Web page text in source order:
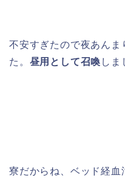
不安すぎたので夜あんま
た。 昼用として召喚 しま
寮だからね、ベッド経血